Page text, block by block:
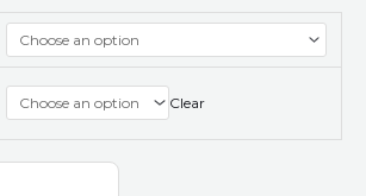
Clear